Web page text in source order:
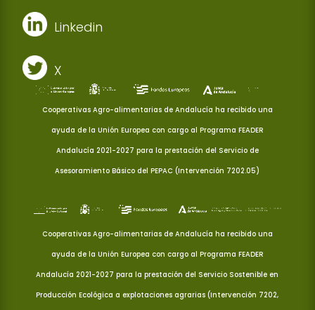
Linkedin
X
Cooperativas Agro-alimentarias de Andalucía ha recibido una
ayuda de la Unión Europea con cargo al Programa FEADER
Andalucía 2021-2027 para la prestación del Servicio de
Asesoramiento Básico del PEPAC (Intervención 7202.05)
Cooperativas Agro-alimentarias de Andalucía ha recibido una
ayuda de la Unión Europea con cargo al Programa FEADER
Andalucía 2021-2027 para la prestación del Servicio Sostenible en
Producción Ecológica a explotaciones agrarias (Intervención 7202,